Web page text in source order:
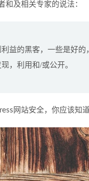
和及相关专家的说法：
益的黑客，一些是好的
，利用和/或公开。
网站安全，你应该知